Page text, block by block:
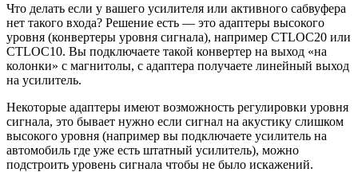
Что делать если у вашего усилителя или активного сабвуфера
нет такого входа? Решение есть — это адаптеры высокого
уровня (конвертеры уровня сигнала), например CTLOC20 или
CTLOC10. Вы подключаете такой конвертер на выход «на
колонки» с магнитолы, с адаптера получаете линейный выход
на усилитель.
Некоторые адаптеры имеют возможность регулировки уровня
сигнала, это бывает нужно если сигнал на акустику слишком
высокого уровня (например вы подключаете усилитель на
автомобиль где уже есть штатный усилитель), можно
подстроить уровень сигнала чтобы не было искажений.